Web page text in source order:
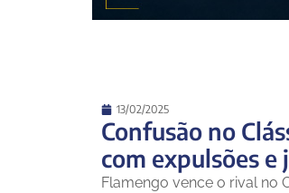
13/02/2025
Confusão no
com expulsões
Flamengo vence o rival no